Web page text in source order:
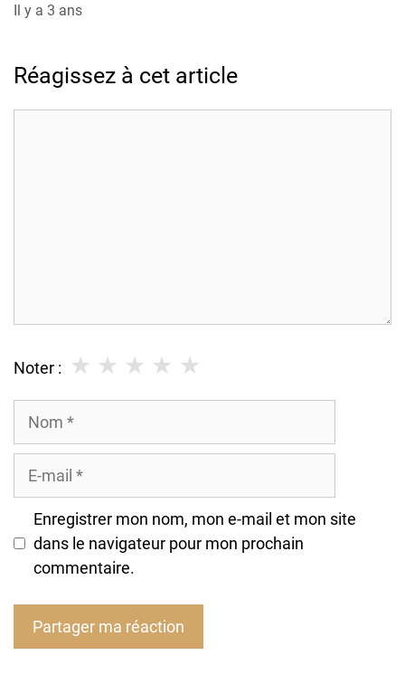
Il y a 3 ans
Réagissez à cet article
Noter : ★
★
★
★
★
Nom
Enregistrer mon nom, mon e-mail et mon site
dans le navigateur pour mon prochain
commentaire.